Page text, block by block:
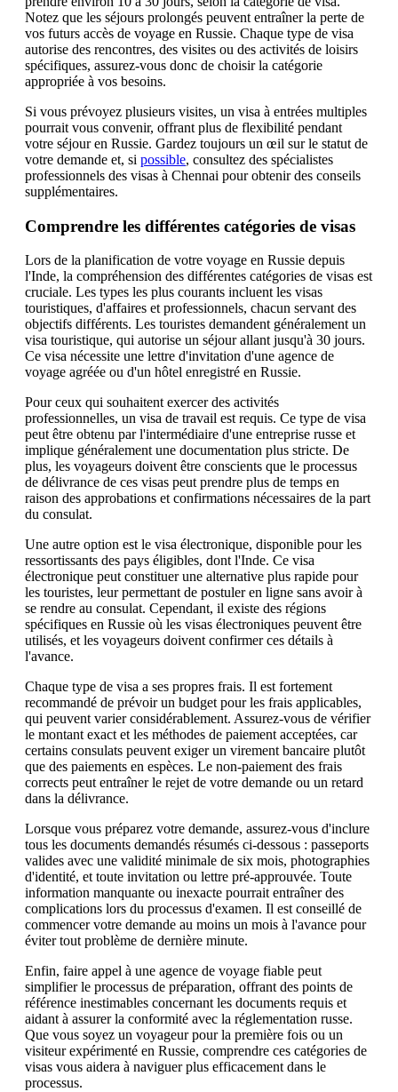
Notez que les séjours prolongés peuvent entraîner la perte de
vos futurs accès de voyage en Russie. Chaque type de visa
autorise des rencontres, des visites ou des activités de loisirs
spécifiques, assurez-vous donc de choisir la catégorie
appropriée à vos besoins.
Si vous prévoyez plusieurs visites, un visa à entrées multiples
pourrait vous convenir, offrant plus de flexibilité pendant
votre séjour en Russie. Gardez toujours un œil sur le statut de
votre demande et, si possible, consultez des spécialistes
professionnels des visas à Chennai pour obtenir des conseils
supplémentaires.
Comprendre les différentes catégories de visas
Lors de la planification de votre voyage en Russie depuis
l'Inde, la compréhension des différentes catégories de visas est
cruciale. Les types les plus courants incluent les visas
touristiques, d'affaires et professionnels, chacun servant des
objectifs différents. Les touristes demandent généralement un
visa touristique, qui autorise un séjour allant jusqu'à 30 jours.
Ce visa nécessite une lettre d'invitation d'une agence de
voyage agréée ou d'un hôtel enregistré en Russie.
Pour ceux qui souhaitent exercer des activités
professionnelles, un visa de travail est requis. Ce type de visa
peut être obtenu par l'intermédiaire d'une entreprise russe et
implique généralement une documentation plus stricte. De
plus, les voyageurs doivent être conscients que le processus
de délivrance de ces visas peut prendre plus de temps en
raison des approbations et confirmations nécessaires de la part
du consulat.
Une autre option est le visa électronique, disponible pour les
ressortissants des pays éligibles, dont l'Inde. Ce visa
électronique peut constituer une alternative plus rapide pour
les touristes, leur permettant de postuler en ligne sans avoir à
se rendre au consulat. Cependant, il existe des régions
spécifiques en Russie où les visas électroniques peuvent être
utilisés, et les voyageurs doivent confirmer ces détails à
l'avance.
Chaque type de visa a ses propres frais. Il est fortement
recommandé de prévoir un budget pour les frais applicables,
qui peuvent varier considérablement. Assurez-vous de vérifier
le montant exact et les méthodes de paiement acceptées, car
certains consulats peuvent exiger un virement bancaire plutôt
que des paiements en espèces. Le non-paiement des frais
corrects peut entraîner le rejet de votre demande ou un retard
dans la délivrance.
Lorsque vous préparez votre demande, assurez-vous d'inclure
tous les documents demandés résumés ci-dessous : passeports
valides avec une validité minimale de six mois, photographies
d'identité, et toute invitation ou lettre pré-approuvée. Toute
information manquante ou inexacte pourrait entraîner des
complications lors du processus d'examen. Il est conseillé de
commencer votre demande au moins un mois à l'avance pour
éviter tout problème de dernière minute.
Enfin, faire appel à une agence de voyage fiable peut
simplifier le processus de préparation, offrant des points de
référence inestimables concernant les documents requis et
aidant à assurer la conformité avec la réglementation russe.
Que vous soyez un voyageur pour la première fois ou un
visiteur expérimenté en Russie, comprendre ces catégories de
visas vous aidera à naviguer plus efficacement dans le
processus.